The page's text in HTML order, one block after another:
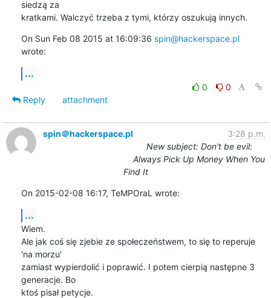
siedzą za
kratkami. Walczyć trzeba z tymi, którzy oszukują innych.
On Sun Feb 08 2015 at 16:09:36 spin@hackerspace.pl
wrote:
...
0
0
Reply
attachment
spin＠hackerspace.pl
3:28 p.m.
New subject: Don't be evil:
Always Pick Up Money When You
Find It
On 2015-02-08 16:17, TeMPOraL wrote:
...
Wiem.
Ale jak coś się zjebie ze społeczeństwem, to się to reperuje
'na morzu'
zamiast wypierdolić i poprawić. I potem cierpią następne 3
generacje. Bo
ktoś pisał petycje.